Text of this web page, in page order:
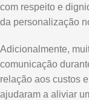
com respeito e
da personalização
Adicionalmente,
comunicação
relação aos custos
ajudaram a aliviar